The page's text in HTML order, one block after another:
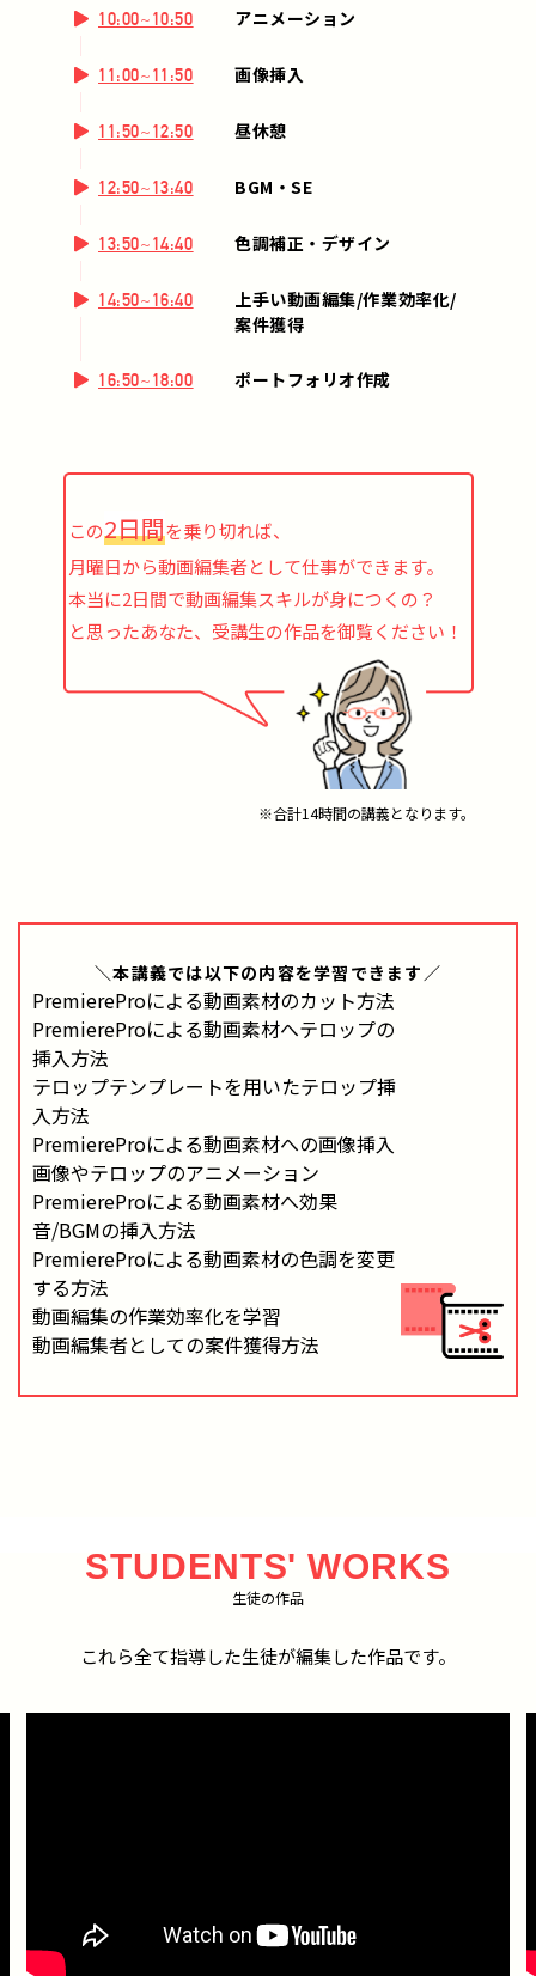
10:00~10:50 アニメーション
11:00~11:50 画像挿入
11:50~12:50 昼休憩
12:50~13:40 BGM・SE
13:50~14:40 色調補正・デザイン
14:50~16:40
上手い動画編集/作業効率化/
案件獲得
16:50~18:00 ポートフォリオ作成
この2日間を乗り切れば、
月曜日から動画編集者として仕事ができます。
本当に2日間で動画編集スキルが身につくの？
と思ったあなた、受講生の作品を御覧ください！
※合計14時間の講義となります。
＼本講義では以下の内容を学習できます／
PremiereProによる動画素材のカット方法
PremiereProによる動画素材へテロップの
挿入方法
テロップテンプレートを用いたテロップ挿
入方法
PremiereProによる動画素材への画像挿入
画像やテロップのアニメーション
PremiereProによる動画素材へ効果
音/BGMの挿入方法
PremiereProによる動画素材の色調を変更
する方法
動画編集の作業効率化を学習
動画編集者としての案件獲得方法
STUDENTS' WORKS
生徒の作品
これら全て指導した生徒が編集した作品です。